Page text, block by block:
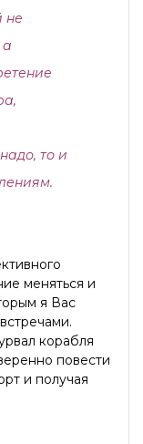
не
а
то и
меняться и
я Вас
корабля
повести
и получая